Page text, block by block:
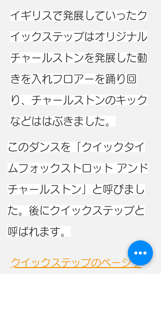
イギリスで発展していったク
イックステップはオリジナル
チャールストンを発展した動
きを入れフロアーを踊り回
り、チャールストンのキック
などははぶきました。
​このダンスを「クイックタイ
ムフォックストロット アンド
チャールストン」と呼びまし
た。 ​後にクイックステップと
呼ばれます。
​クイックステップのベーシッ